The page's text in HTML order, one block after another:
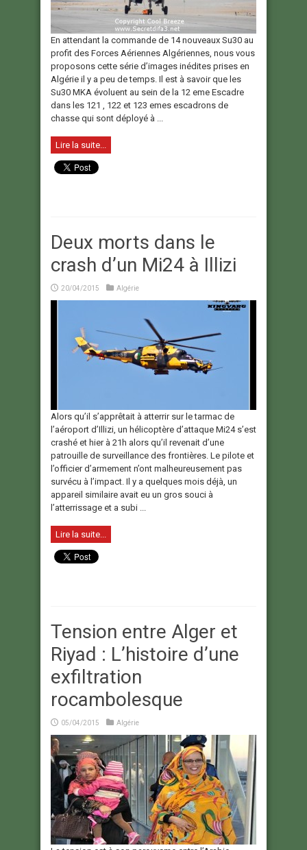
En attendant la commande de 14 nouveaux Su30 au
profit des Forces Aériennes Algériennes, nous vous
proposons cette série d’images inédites prises en
Algérie il y a peu de temps. Il est à savoir que les
Su30 MKA évoluent au sein de la 12 eme Escadre
dans les 121 , 122 et 123 emes escadrons de
chasse qui sont déployé à ...
Lire la suite...
Deux morts dans le
crash d’un Mi24 à Illizi
20/04/2015 Algérie
Alors qu’il s’apprêtait à atterrir sur le tarmac de
l’aéroport d’Illizi, un hélicoptère d’attaque Mi24 s’est
crashé et hier à 21h alors qu’il revenait d’une
patrouille de surveillance des frontières. Le pilote et
l’officier d’armement n’ont malheureusement pas
survécu à l’impact. Il y a quelques mois déjà, un
appareil similaire avait eu un gros souci à
l’atterrissage et a subi ...
Lire la suite...
Tension entre Alger et
Riyad : L’histoire d’une
exfiltration
rocambolesque
05/04/2015 Algérie